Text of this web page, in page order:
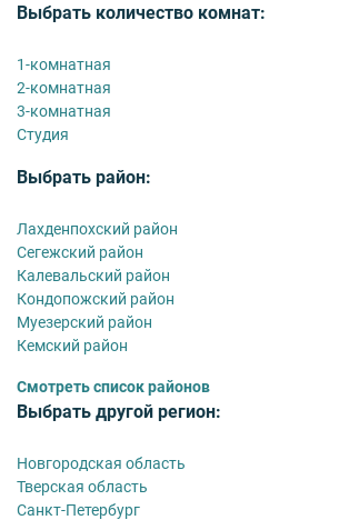
Выбрать количество комнат:
1-комнатная
2-комнатная
3-комнатная
Студия
Выбрать район:
Лахденпохский район
Сегежский район
Калевальский район
Кондопожский район
Муезерский район
Кемский район
Смотреть список районов
Выбрать другой регион:
Новгородская область
Тверская область
Санкт-Петербург